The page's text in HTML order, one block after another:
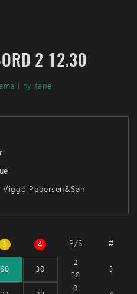
2 12.30
i ny fane
Viggo Pedersen&Søn
3 4 P/S #
60 30
2
30
3
0